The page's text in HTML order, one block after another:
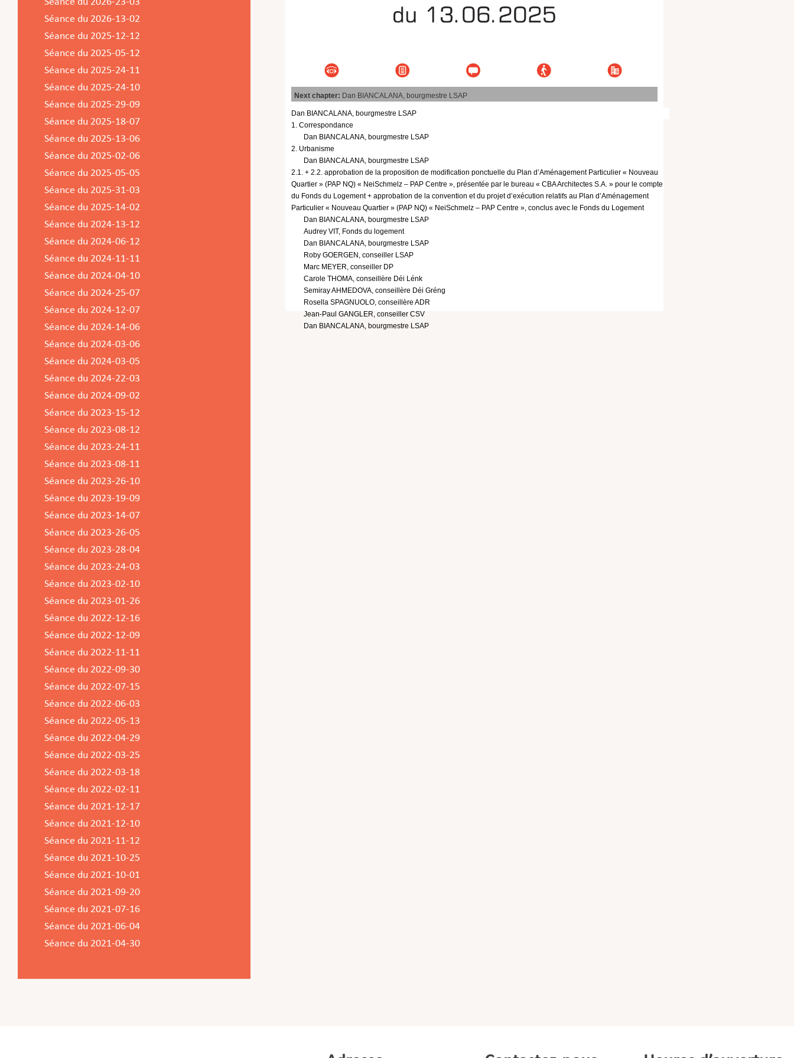
Séance du 2026-13-02
Séance du 2025-12-12
Séance du 2025-05-12
Séance du 2025-24-11
Séance du 2025-24-10
Séance du 2025-29-09
Séance du 2025-18-07
Séance du 2025-13-06
Séance du 2025-02-06
Séance du 2025-05-05
Séance du 2025-31-03
Séance du 2025-14-02
Séance du 2024-13-12
Séance du 2024-06-12
Séance du 2024-11-11
Séance du 2024-04-10
Séance du 2024-25-07
Séance du 2024-12-07
Séance du 2024-14-06
Séance du 2024-03-06
Séance du 2024-03-05
Séance du 2024-22-03
Séance du 2024-09-02
Séance du 2023-15-12
Séance du 2023-08-12
Séance du 2023-24-11
Séance du 2023-08-11
Séance du 2023-26-10
Séance du 2023-19-09
Séance du 2023-14-07
Séance du 2023-26-05
Séance du 2023-28-04
Séance du 2023-24-03
Séance du 2023-02-10
Séance du 2023-01-26
Séance du 2022-12-16
Séance du 2022-12-09
Séance du 2022-11-11
Séance du 2022-09-30
Séance du 2022-07-15
Séance du 2022-06-03
Séance du 2022-05-13
Séance du 2022-04-29
Séance du 2022-03-25
Séance du 2022-03-18
Séance du 2022-02-11
Séance du 2021-12-17
Séance du 2021-12-10
Séance du 2021-11-12
Séance du 2021-10-25
Séance du 2021-10-01
Séance du 2021-09-20
Séance du 2021-07-16
Séance du 2021-06-04
Séance du 2021-04-30